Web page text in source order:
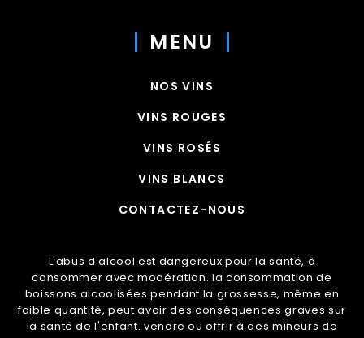
MENU
NOS VINS
VINS ROUGES
VINS ROSÉS
VINS BLANCS
CONTACTEZ-NOUS
L'abus d'alcool est dangereux pour la santé, à
consommer avec modération. la consommation de
boissons alcoolisées pendant la grossesse, même en
faible quantité, peut avoir des conséquences graves sur
la santé de l'enfant. vendre ou offrir à des mineurs de